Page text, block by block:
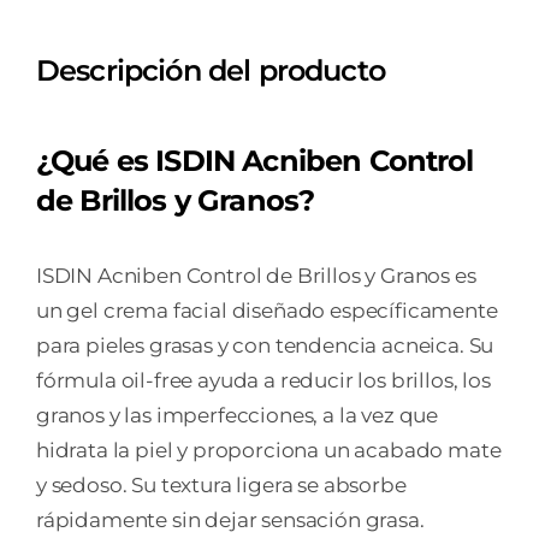
CONTROL
Y
GRANOS
ENVASE
40
ML
cantidad
Descripción del producto
¿Qué es ISDIN Acniben Control
de Brillos y Granos?
ISDIN Acniben Control de Brillos y Granos es
un gel crema facial diseñado específicamente
para pieles grasas y con tendencia acneica. Su
fórmula oil-free ayuda a reducir los brillos, los
granos y las imperfecciones, a la vez que
hidrata la piel y proporciona un acabado mate
y sedoso. Su textura ligera se absorbe
rápidamente sin dejar sensación grasa.